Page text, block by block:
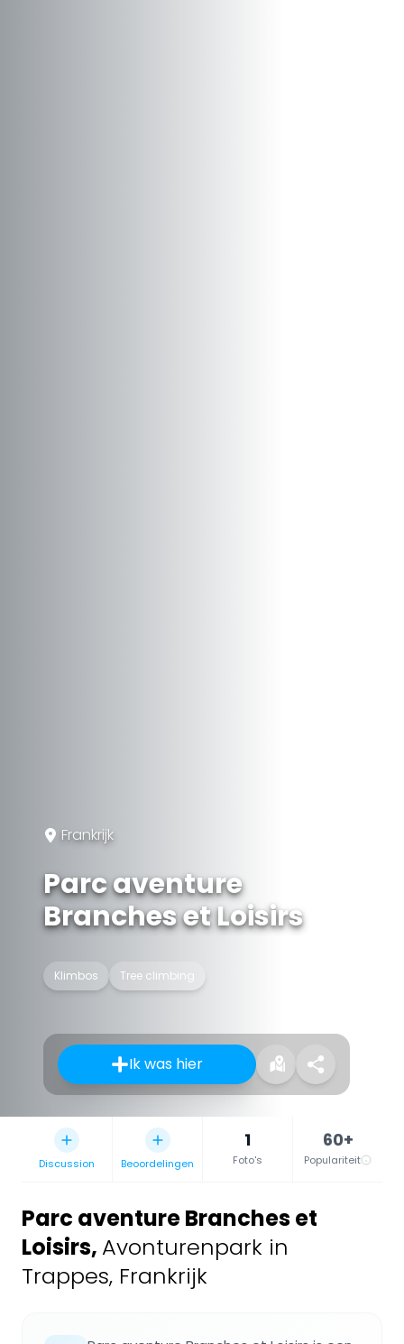
Frankrijk
Parc aventure
Branches et Loisirs
Klimbos Tree climbing
Ik was hier
Discussion Beoordelingen
1
Foto's
60+
Populariteit
Parc aventure Branches et
Loisirs, Avonturenpark in
Trappes, Frankrijk